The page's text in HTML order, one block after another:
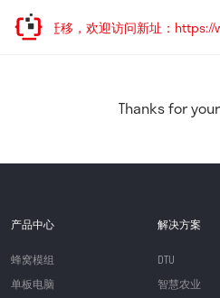
地址已迁移，欢迎访问新址：https://
Thanks for
产品中心
蜂窝模组
单板电脑
解决方案
DTU
智慧农业